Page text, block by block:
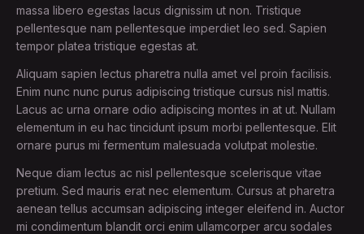
massa libero egestas lacus dignissim ut non. Tristique
pellentesque nam pellentesque imperdiet leo sed. Sapien
tempor platea tristique egestas at.
Aliquam sapien lectus pharetra nulla amet vel proin facilisis.
Enim nunc nunc purus adipiscing tristique cursus nisl mattis.
Lacus ac urna ornare odio adipiscing montes in at ut. Nullam
elementum in eu hac tincidunt ipsum morbi pellentesque. Elit
ornare purus mi fermentum malesuada volutpat molestie.
Neque diam lectus ac nisl pellentesque scelerisque vitae
pretium. Sed mauris erat nec elementum. Cursus at pharetra
aenean tellus accumsan adipiscing integer eleifend in. Auctor
mi condimentum blandit orci enim ullamcorper arcu sodales